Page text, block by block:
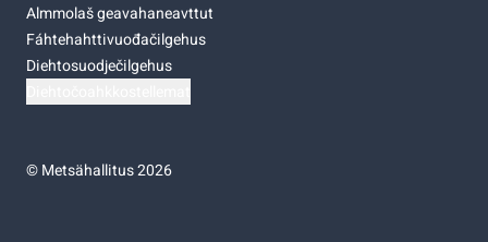
Almmolaš geavahaneavttut
Fáhtehahttivuođačilgehus
Diehtosuodječilgehus
©Metsähallitus 2026